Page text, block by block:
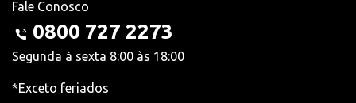
Fale Conosco
0800 727 2273
Segunda à sexta 8:00 às 18:00
*Exceto feriados